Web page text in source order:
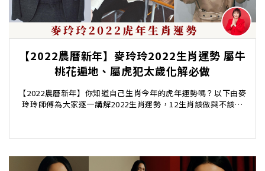
【2022農曆新年】麥玲玲2022生肖運勢 屬牛
桃花遍地、屬虎犯太歲化解必做
【2022農曆新年】你知道自己生肖今年的虎年運勢嗎？以下由麥
玲玲師傅為大家逐一講解2022生肖運勢，12生肖該做與不該做